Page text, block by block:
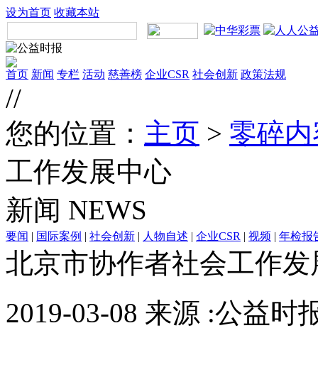
设为首页 收藏本站
首页 新闻 专栏 活动 慈善榜 企业CSR 社会创新 政策法规
//
您的位置： 主页 > 零碎
工作发展中心
新闻 NEWS
要闻 | 国际案例 | 社会创新 | 人物自述 | 企业CSR | 视频 | 年检报
北京市协作者社会工作发
2019-03-08 来源 :公益时